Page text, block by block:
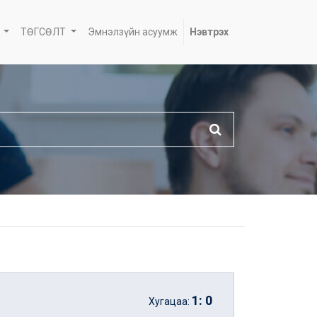
ТӨГСӨЛТ Эмнэлзүйн асуумж Нэвтрэх
Хугацаа: 1: 0